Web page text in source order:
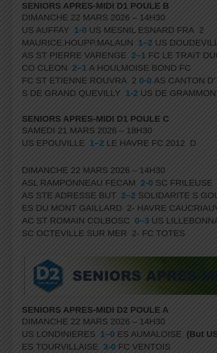
SENIORS APRES-MIDI D1 POULE B
DIMANCHE 22 MARS 2026 – 14H30
US AUFFAY 1-0 US MESNIL ESNARD FRA 2
MAURICE.HOUPP.MALAUN 1–2 US
AS ST PIERRE VARENGE 2–1 FC LE TRAIT
CO CLEON 2–1 A HOULMOISE BOND FC
FC ST ETIENNE ROUVRA 2 0-0 AS CANTON
S DE GRAND QUEVILLY 1-2 US DE
SENIORS APRES-MIDI D1 POULE C
SAMEDI 21 MARS 2026 – 18H30
US EPOUVILLE 1–2 LE HAVRE FC 2012 D
DIMANCHE 22 MARS 2026 – 14H30
ASL RAMPONNEAU FECAM 2-0 SC
AS STE ADRESSE BUT 2–2 SOLIDARITE S
ES DU MONT GAILLARD 2- HAVRE
AC ST ROMAIN COLBOSC 0–3 US
SC OCTEVILLE SUR MER 2- FC TOTES
SENIORS APRES-MIDI D2 POULE A
DIMANCHE 22 MARS 2026 – 14H30
US LONDINIERES 1–0 ES AUMALOISE (But
ES TOURVILLAISE 3-0 FC VENTOIS